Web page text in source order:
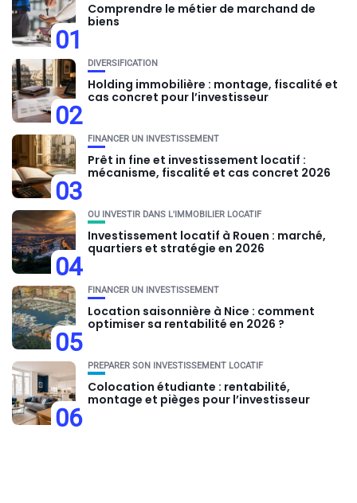
01
Comprendre le métier de marchand de
biens
02
DIVERSIFICATION
Holding immobilière : montage, fiscalité et
cas concret pour l’investisseur
03
FINANCER UN INVESTISSEMENT
Prêt in fine et investissement locatif :
mécanisme, fiscalité et cas concret 2026
04
OU INVESTIR DANS L'IMMOBILIER LOCATIF
Investissement locatif à Rouen : marché,
quartiers et stratégie en 2026
05
FINANCER UN INVESTISSEMENT
Location saisonnière à Nice : comment
optimiser sa rentabilité en 2026 ?
06
PRÉPARER SON INVESTISSEMENT LOCATIF
Colocation étudiante : rentabilité,
montage et pièges pour l’investisseur